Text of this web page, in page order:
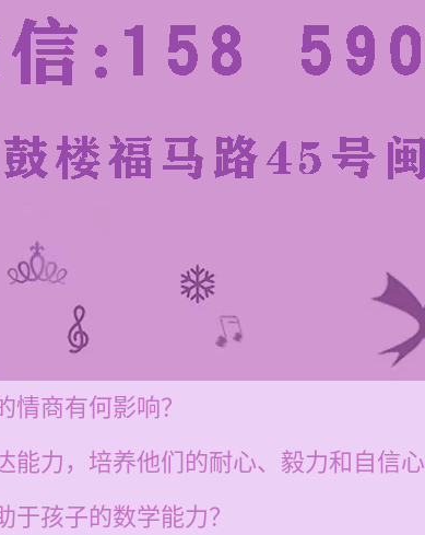
商有何影响？
能力，培养他们的耐心、毅力和自信
孩子的数学能力？